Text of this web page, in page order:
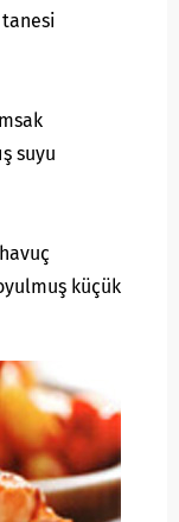
tanesi
suyu
küçük